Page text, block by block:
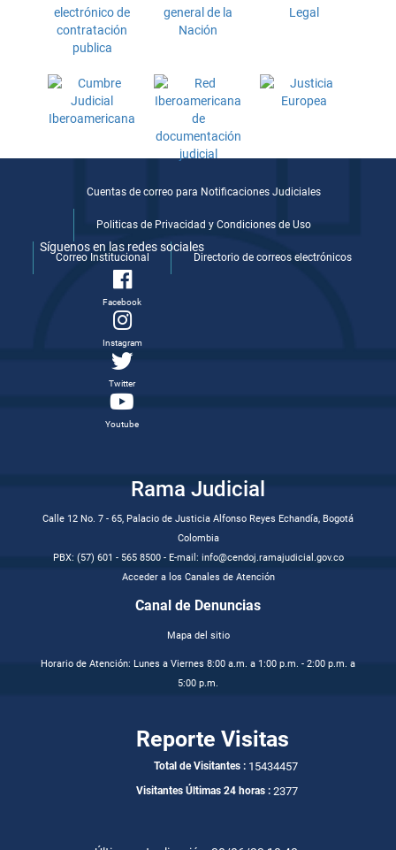
Cuentas de correo para Notificaciones Judiciales
Politicas de Privacidad y Condiciones de Uso
Correo Institucional Directorio de correos electrónicos
Síguenos en las redes sociales
Facebook
Instagram
Twitter
Youtube
Rama Judicial
Calle 12 No. 7 - 65, Palacio de Justicia Alfonso Reyes Echandía, Bogotá
Colombia
PBX: (57) 601 - 565 8500 - E-mail: info@cendoj.ramajudicial.gov.co
Acceder a los Canales de Atención
Canal de Denuncias
Mapa del sitio
Horario de Atención: Lunes a Viernes 8:00 a.m. a 1:00 p.m. - 2:00 p.m. a
5:00 p.m.
Reporte Visitas
Total de Visitantes : 15434457
Visitantes Últimas 24 horas : 2377